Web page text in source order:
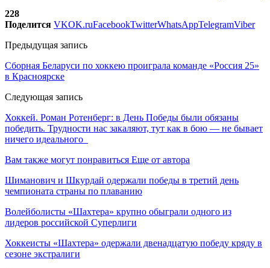
228
Поделится VKOK.ruFacebookTwitterWhatsAppTelegramViber
Предыдущая запись
Сборная Беларуси по хоккею проиграла команде «Россия 25»
в Красноярске
Следующая запись
Хоккей. Роман Ротенберг: в День Победы были обязаны
победить. Трудности нас закаляют, тут как в бою — не бывает
ничего идеального
Вам также могут понравиться Еще от автора
Шиманович и Шкурдай одержали победы в третий день
чемпионата страны по плаванию
Волейболисты «Шахтера» крупно обыграли одного из
лидеров российской Суперлиги
Хоккеисты «Шахтера» одержали двенадцатую победу кряду в
сезоне экстралиги